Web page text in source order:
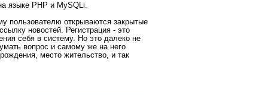
языке PHP и MySQLi.
пользователю открываются закрытые
новостей. Регистрация - это
себя в систему. Но это далеко не
вопрос и самому же на него
место жительство, и так